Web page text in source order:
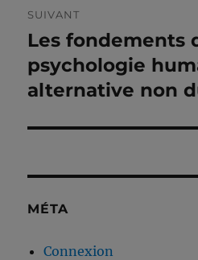
SUIVANT
Publication
suivante :
Les fondements
psychologie
alternative non
MÉTA
Connexion